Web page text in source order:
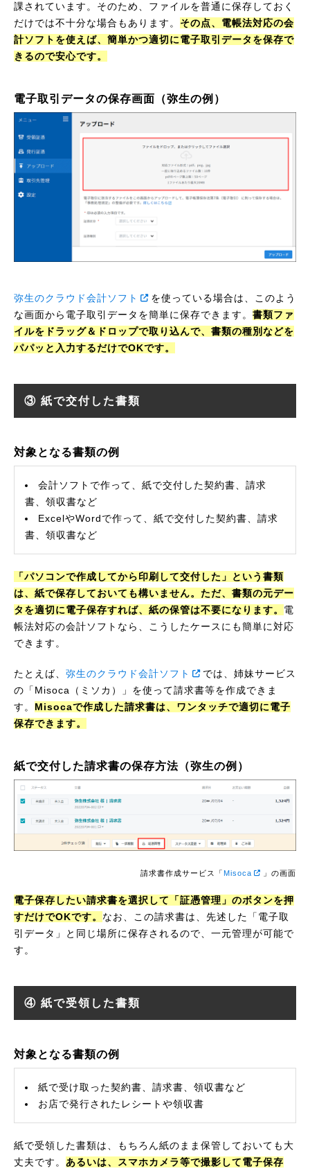
課されています。そのため、ファイルを普通に保存しておく
だけでは不十分な場合もあります。 その点、電帳法対応の会
計ソフトを使えば、簡単かつ適切に電子取引データを保存で
きるので安心です。
電子取引データの保存画面（弥生の例）
弥生のクラウド会計ソフト
を使っている場合は、このよう
な画面から電子取引データを簡単に保存できます。 書類ファ
イルをドラッグ＆ドロップで取り込んで、書類の種別などを
パパッと入力するだけでOKです。
③ 紙で交付した書類
対象となる書類の例
会計ソフトで作って、紙で交付した契約書、請求
書、領収書など
ExcelやWordで作って、紙で交付した契約書、請求
書、領収書など
「パソコンで作成してから印刷して交付した」という書類
は、紙で保存しておいても構いません。ただ、書類の元デー
タを適切に電子保存すれば、紙の保管は不要になります。 電
帳法対応の会計ソフトなら、こうしたケースにも簡単に対応
できます。
たとえば、 弥生のクラウド会計ソフト
では、姉妹サービス
の「Misoca（ミソカ）」を使って請求書等を作成できま
す。 Misocaで作成した請求書は、ワンタッチで適切に電子
保存できます。
紙で交付した請求書の保存方法（弥生の例）
請求書作成サービス「Misoca 」の画面
電子保存したい請求書を選択して「証憑管理」のボタンを押
すだけでOKです。 なお、この請求書は、先述した「電子取
引データ」と同じ場所に保存されるので、一元管理が可能で
す。
④ 紙で受領した書類
対象となる書類の例
紙で受け取った契約書、請求書、領収書など
お店で発行されたレシートや領収書
紙で受領した書類は、もちろん紙のまま保管しておいても大
丈夫です。 あるいは、スマホカメラ等で撮影して電子保存